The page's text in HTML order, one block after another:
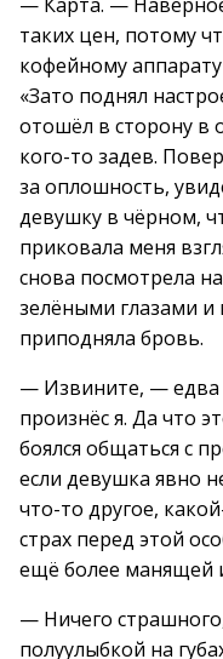
таких цен, потому
кофейному
«Зато поднял
отошёл в сторону в
кого-то задев.
за оплошность,
девушку в чёрном,
приковала меня
снова посмотрела
зелёными глазами и
приподняла бровь.
— Извините, — едва
произнёс я. Да что
боялся общаться с
если девушка явно
что-то другое,
страх перед этой
ещё более манящей
— Ничего
полуулыбкой на